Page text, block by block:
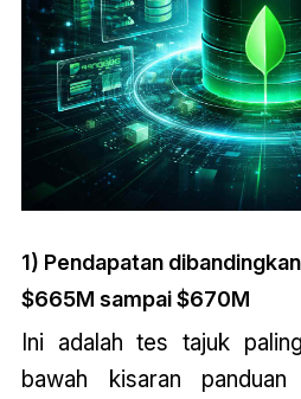
1) Pendapatan
$665M sampai $670M
Ini adalah tes tajuk
bawah kisaran panduan